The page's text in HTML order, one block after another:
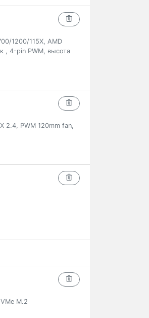
1200/115X, AMD
, 4-pin PWM, высота
2.4, PWM 120mm fan,
M.2